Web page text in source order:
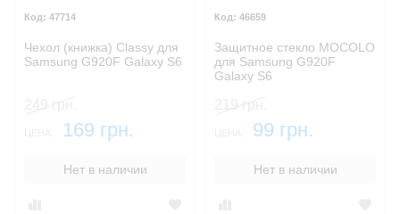
47714
Чехол (книжка) Classy для
Samsung G920F Galaxy S6
169 грн.
Нет в наличии
46659
Защитное стекло MOCOLO
для Samsung G920F
Galaxy S6
99 грн.
Нет в наличии